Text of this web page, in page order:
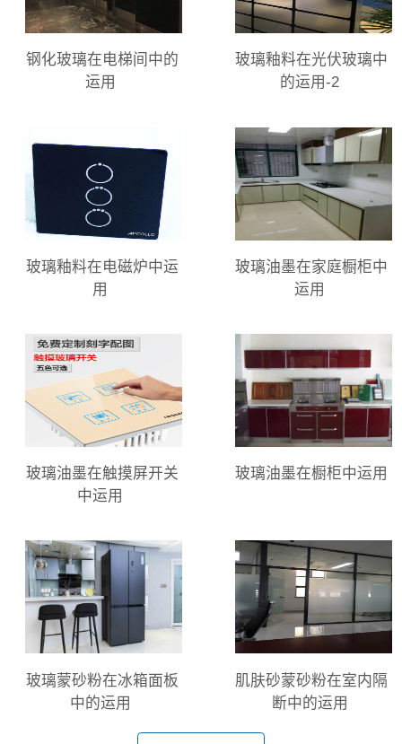
钢化玻璃在电梯间中的
运用
玻璃釉料在光伏玻璃中
的运用-2
玻璃釉料在电磁炉中运
用
玻璃油墨在家庭橱柜中
运用
玻璃油墨在触摸屏开关
中运用
玻璃油墨在橱柜中运用
玻璃蒙砂粉在冰箱面板
中的运用
肌肤砂蒙砂粉在室内隔
断中的运用